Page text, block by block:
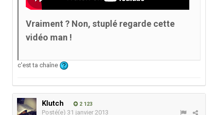
Vraiment ? Non, stuplé regarde cette
vidéo man !
c'est ta chaîne
Klutch 2 123
Posté(e) 31 janvier 2013